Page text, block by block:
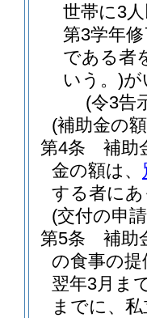
世帯に3
第3学年
である者
いう。)が
(令3告
(補助金の
第4条
補助
金の額は、
する者に
(交付の申
第5条
補助
の食事の
翌年3月ま
までに、